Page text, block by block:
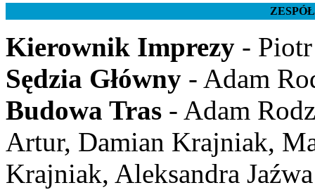
Kierownik Imprezy -
Sędzia Główny - Adam
Budowa Tras - Adam
Artur, Damian Krajniak,
Krajniak, Aleksandra Jaźwa